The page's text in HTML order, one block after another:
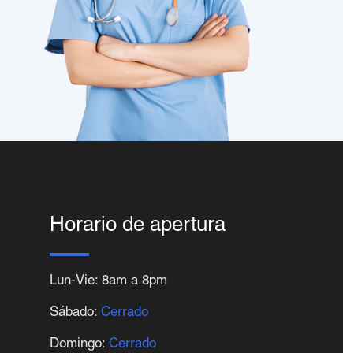
Horario de apertura
Lun-Vie: 8am a 8pm
Sábado: Cerrado
Domingo: Cerrado